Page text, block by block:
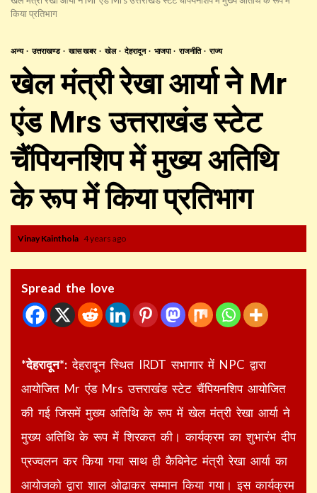
किया प्रतिभाग
अन्य उत्तराखण्ड खास खबर खेल देहरादून भाजपा राजनीति राज्य
खेल मंत्री रेखा आर्या ने Mr
एंड Mrs उत्तराखंड स्टेट
चैंपियनशिप में मुख्य अतिथि
के रूप में किया प्रतिभाग
Vinay Kainthola 4 years ago
Spread the love
*देहरादून*: देहरादून स्थित IRDT सभागार में NPC द्वारा
आयोजित Mr एंड Mrs उत्तराखंड स्टेट चैंपियनशिप आयोजित
की गई जिसमें मुख्य अतिथि के रूप में खेल मंत्री रेखा आर्या ने
मुख्य अतिथि के रूप में शिरकत की। कार्यक्रम का शुभारंभ दीप
प्रज्वलन कर किया गया साथ ही कैबिनेट मंत्री रेखा आर्या का
आयोजको द्वारा शाल ओढाकर सम्मान किया गया। इस कार्यक्रम